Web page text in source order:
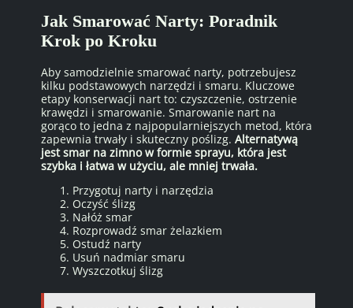
Jak Smarować Narty: Poradnik
Krok po Kroku
Aby samodzielnie smarować narty, potrzebujesz
kilku podstawowych narzędzi i smaru. Kluczowe
etapy konserwacji nart to: czyszczenie, ostrzenie
krawędzi i smarowanie. Smarowanie nart na
gorąco to jedna z najpopularniejszych metod, która
zapewnia trwały i skuteczny poślizg. Alternatywą
jest smar na zimno w formie sprayu, która jest
szybka i łatwa w użyciu, ale mniej trwała.
Przygotuj narty i narzędzia
Oczyść ślizg
Nałóż smar
Rozprowadź smar żelazkiem
Ostudź narty
Usuń nadmiar smaru
Wyszczotkuj ślizg